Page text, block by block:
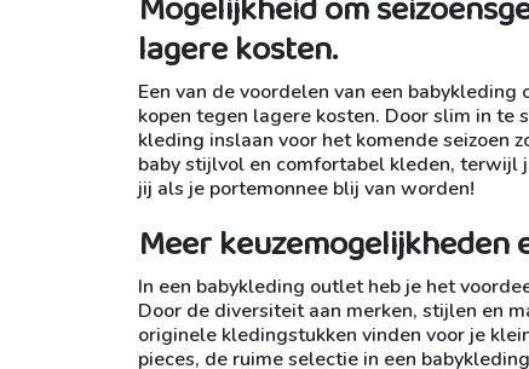
lagere kosten.
Een van de voordelen van een
kopen tegen lagere kosten. Door slim in te
kleding inslaan voor het komende seizoen
baby stijlvol en comfortabel kleden,
jij als je portemonnee blij van worden!
Meer
In een babykleding outlet heb je het
Door de diversiteit aan merken, stijlen en
originele kledingstukken vinden voor je
pieces, de ruime selectie in een